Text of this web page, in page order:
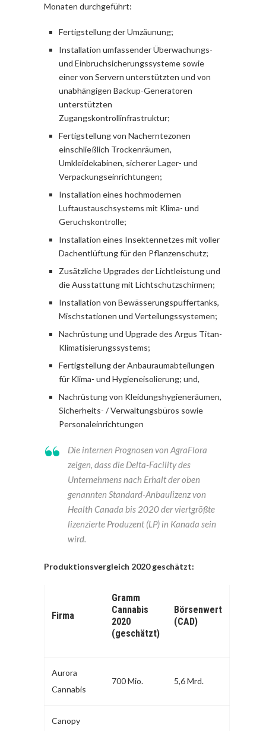
Monaten durchgeführt:
Fertigstellung der Umzäunung;
Installation umfassender Überwachungs-
und Einbruchsicherungssysteme sowie
einer von Servern unterstützten und von
unabhängigen Backup-Generatoren
unterstützten
Zugangskontrollinfrastruktur;
Fertigstellung von Nacherntezonen
einschließlich Trockenräumen,
Umkleidekabinen, sicherer Lager- und
Verpackungseinrichtungen;
Installation eines hochmodernen
Luftaustauschsystems mit Klima- und
Geruchskontrolle;
Installation eines Insektennetzes mit voller
Dachentlüftung für den Pflanzenschutz;
Zusätzliche Upgrades der Lichtleistung und
die Ausstattung mit Lichtschutzschirmen;
Installation von Bewässerungspuffertanks,
Mischstationen und Verteilungssystemen;
Nachrüstung und Upgrade des Argus Titan-
Klimatisierungssystems;
Fertigstellung der Anbauraumabteilungen
für Klima- und Hygieneisolierung; und,
Nachrüstung von Kleidungshygieneräumen,
Sicherheits- / Verwaltungsbüros sowie
Personaleinrichtungen
Die internen Prognosen von AgraFlora
zeigen, dass die Delta-Facility des
Unternehmens nach Erhalt der oben
genannten Standard-Anbaulizenz von
Health Canada bis 2020 der viertgrößte
lizenzierte Produzent (LP) in Kanada sein
wird.
Produktionsvergleich 2020 geschätzt:
Firma
Gramm
Cannabis
2020
(geschätzt)
Börsenwert
(CAD)
Aurora
Cannabis
700 Mio. 5,6 Mrd.
Canopy